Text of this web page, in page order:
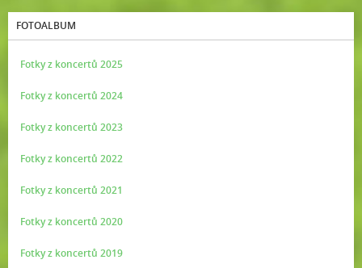
FOTOALBUM
Fotky z koncertů 2025
Fotky z koncertů 2024
Fotky z koncertů 2023
Fotky z koncertů 2022
Fotky z koncertů 2021
Fotky z koncertů 2020
Fotky z koncertů 2019